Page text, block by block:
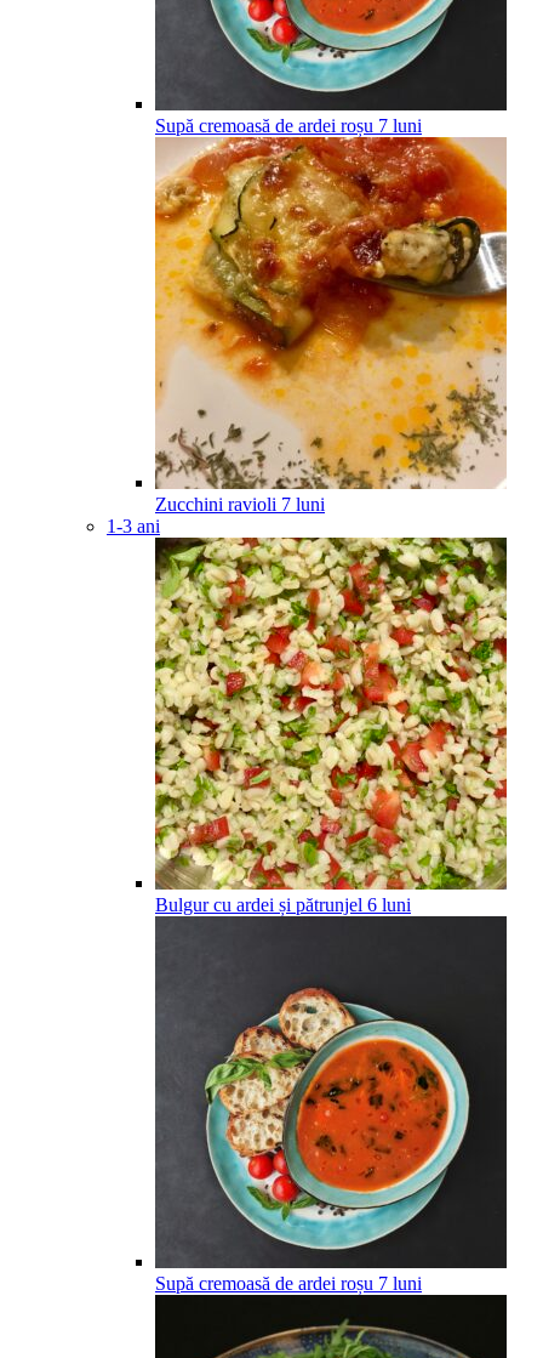
Supă cremoasă de ardei roșu 7 luni
Zucchini ravioli 7 luni
1-3 ani
Bulgur cu ardei și pătrunjel 6 luni
Supă cremoasă de ardei roșu 7 luni